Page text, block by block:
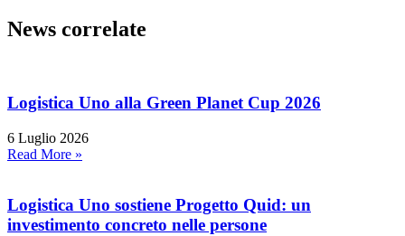
News correlate
Logistica Uno alla Green Planet Cup 2026
6 Luglio 2026
Read More »
Logistica Uno sostiene Progetto Quid: un
investimento concreto nelle persone